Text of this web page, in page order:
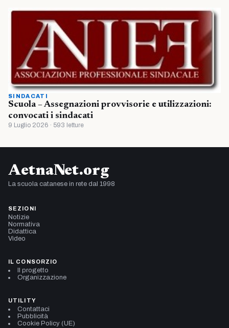
SINDACATI
Scuola – Assegnazioni provvisorie e utilizzazioni:
convocati i sindacati
9 Luglio 2026 · 593 letture
AetnaNet.org
La scuola catanese in rete dal 1998
SEZIONI
Notizie
Normativa
Didattica
Video
IL CONSORZIO
Il progetto
Organizzazione
UTILITY
Contattaci
Pubblicità
Cookie Policy (UE)